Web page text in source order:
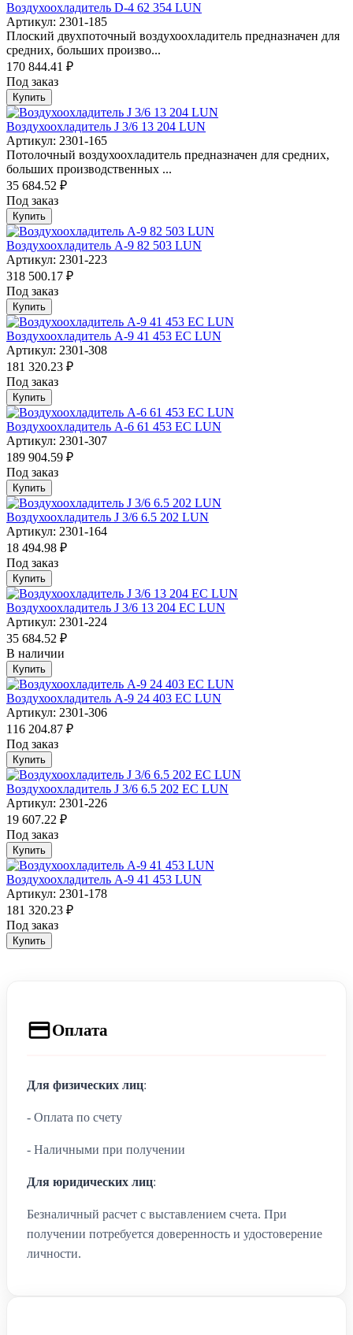
Воздухоохладитель D-4 62 354 LUN
Артикул: 2301-185
Плоский двухпоточный воздухоохладитель предназначен для
средних, больших произво...
170 844.41 ₽
Под заказ
Купить
Воздухоохладитель J 3/6 13 204 LUN
Артикул: 2301-165
Потолочный воздухоохладитель предназначен для средних,
больших производственных ...
35 684.52 ₽
Под заказ
Купить
Воздухоохладитель А-9 82 503 LUN
Артикул: 2301-223
318 500.17 ₽
Под заказ
Купить
Воздухоохладитель А-9 41 453 EC LUN
Артикул: 2301-308
181 320.23 ₽
Под заказ
Купить
Воздухоохладитель А-6 61 453 EC LUN
Артикул: 2301-307
189 904.59 ₽
Под заказ
Купить
Воздухоохладитель J 3/6 6.5 202 LUN
Артикул: 2301-164
18 494.98 ₽
Под заказ
Купить
Воздухоохладитель J 3/6 13 204 EC LUN
Артикул: 2301-224
35 684.52 ₽
В наличии
Купить
Воздухоохладитель А-9 24 403 EC LUN
Артикул: 2301-306
116 204.87 ₽
Под заказ
Купить
Воздухоохладитель J 3/6 6.5 202 EC LUN
Артикул: 2301-226
19 607.22 ₽
Под заказ
Купить
Воздухоохладитель А-9 41 453 LUN
Артикул: 2301-178
181 320.23 ₽
Под заказ
Купить
Оплата
Для физических лиц:
- Оплата по счету
- Наличными при получении
Для юридических лиц:
Безналичный расчет с выставлением счета. При
получении потребуется доверенность и удостоверение
личности.